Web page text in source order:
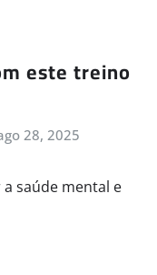
este treino
28, 2025